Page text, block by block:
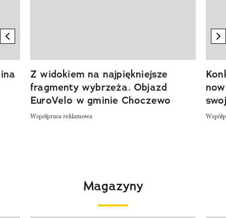
previous element
Z widokiem na najpiękniejsze
fragmenty wybrzeża. Objazd
EuroVelo w gminie Choczewo
Współpraca reklamowa
Magazyny